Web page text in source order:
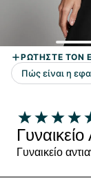
5 out of 5
Γυναικείο